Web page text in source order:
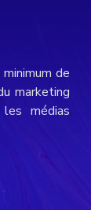
de
marketing
médias